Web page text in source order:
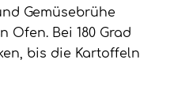
Gemüsebrühe
Ofen. Bei 180 Grad
bis die Kartoffeln